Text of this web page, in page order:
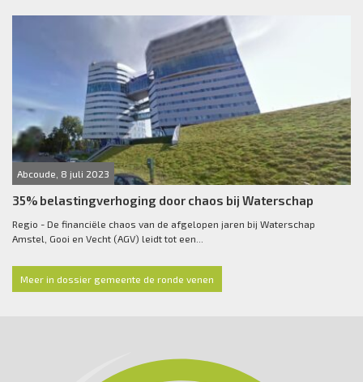
Abcoude, 8 juli 2023
35% belastingverhoging door chaos bij Waterschap
Regio - De financiële chaos van de afgelopen jaren bij Waterschap
Amstel, Gooi en Vecht (AGV) leidt tot een...
Meer in dossier gemeente de ronde venen